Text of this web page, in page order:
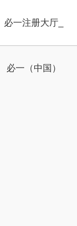
必一注册大厅_
必一（中国）